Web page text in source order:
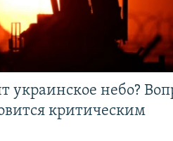
украинское небо?
критическим